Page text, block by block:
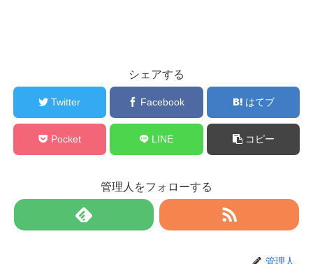
シェアする
Twitter Facebook はてブ
Pocket LINE コピー
管理人をフォローする
管理人